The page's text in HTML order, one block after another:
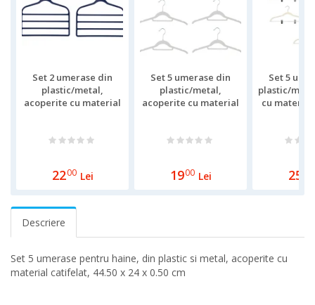
Set 2 umerase din
plastic/metal,
acoperite cu material
2200 Lei
Set 5 umerase din
plastic/metal,
acoperite cu material
1900 Lei
Set 5
plastic/
cu
25
Descriere
Set 5 umerase pentru haine, din plastic si metal, acoperite cu
material catifelat, 44.50 x 24 x 0.50 cm